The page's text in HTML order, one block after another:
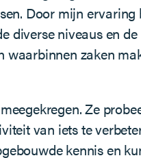
Door mijn
niveaus en
zaken
Ze
van iets te
kennis en